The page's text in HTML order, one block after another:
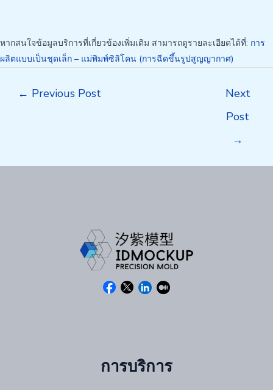
หากสนใจข้อมูลบริการที่เกี่ยวข้องเพิ่มเติม สามารถดูรายละเอียดได้ที่: การ
ผลิตแบบเป็นชุดเล็ก – แม่พิมพ์ซิลิโคน (การฉีดขึ้นรูปสูญญากาศ)
← Previous Post
Next
Post
→
การบริการ